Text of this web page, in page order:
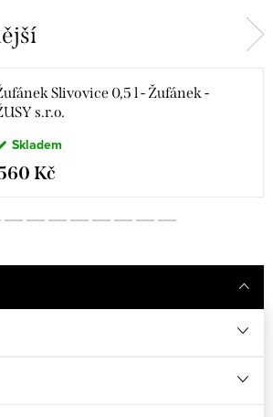
Slivovice 0,5 l - Žufánek -
s.r.o.
Skladem
Kč